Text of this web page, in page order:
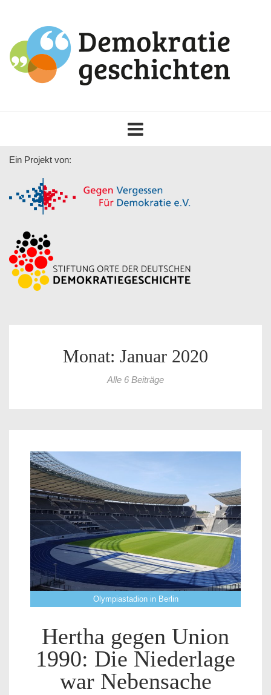
navigation
Ein Projekt von:
Monat: Januar 2020
Alle 6 Beiträge
Olympiastadion in Berlin
Hertha gegen Union
1990: Die Niederlage
war Nebensache